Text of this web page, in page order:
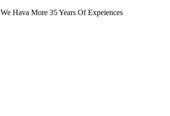
We Hava More 35 Years Of Expeiences